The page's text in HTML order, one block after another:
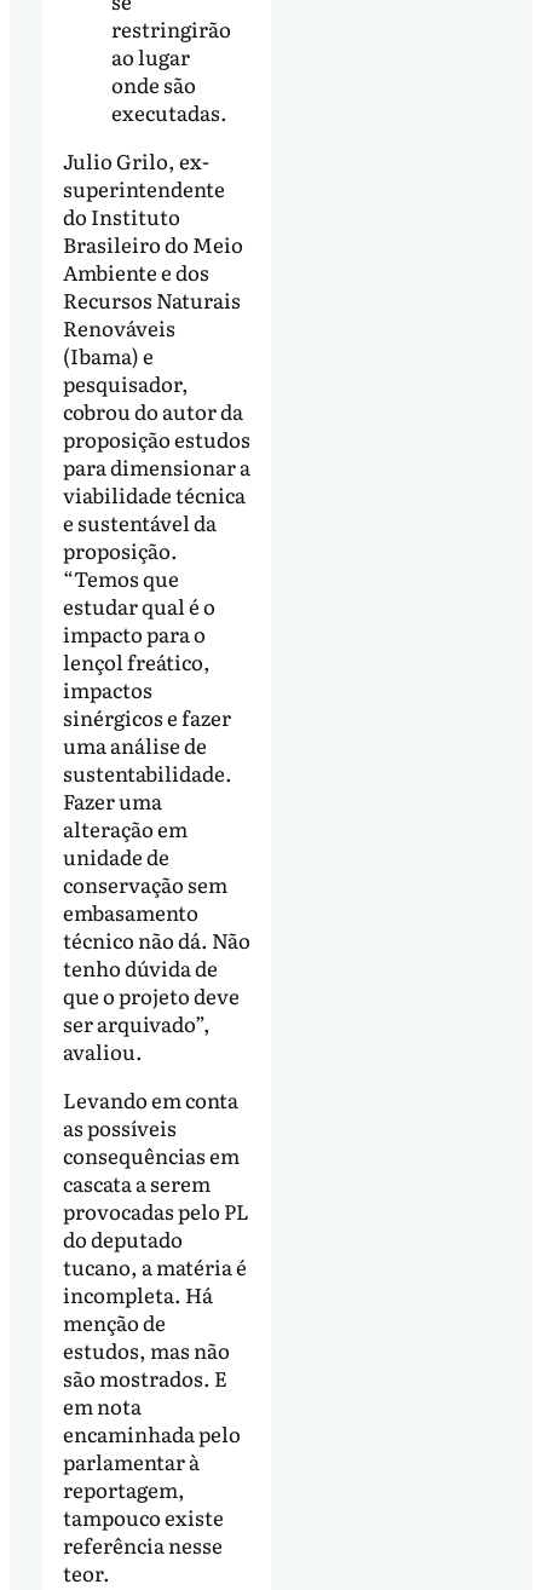
restringirão
ao lugar
onde são
executadas.
Julio Grilo, ex-
superintendente
do Instituto
Brasileiro do Meio
Ambiente e dos
Recursos Naturais
Renováveis
(Ibama) e
pesquisador,
cobrou do autor da
proposição estudos
para dimensionar a
viabilidade técnica
e sustentável da
proposição.
“Temos que
estudar qual é o
impacto para o
lençol freático,
impactos
sinérgicos e fazer
uma análise de
sustentabilidade.
Fazer uma
alteração em
unidade de
conservação sem
embasamento
técnico não dá. Não
tenho dúvida de
que o projeto deve
ser arquivado”,
avaliou.
Levando em conta
as possíveis
consequências em
cascata a serem
provocadas pelo PL
do deputado
tucano, a matéria é
incompleta. Há
menção de
estudos, mas não
são mostrados. E
em nota
encaminhada pelo
parlamentar à
reportagem,
tampouco existe
referência nesse
teor.